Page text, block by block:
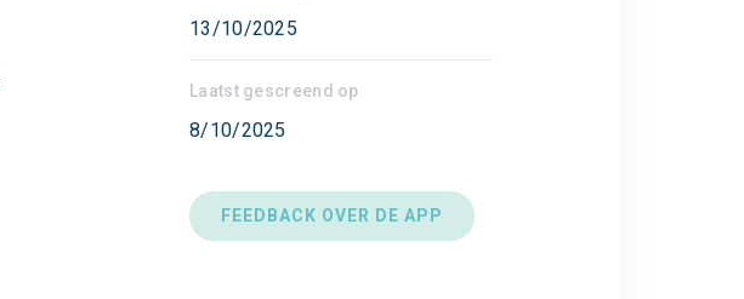
13/10/2025
Laatst gescreend op
8/10/2025
FEEDBACK OVER DE APP